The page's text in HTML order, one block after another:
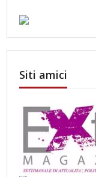
Siti amici